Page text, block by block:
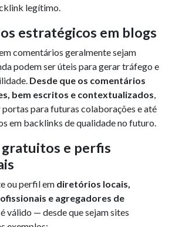
legítimo.
estratégicos em blogs
comentários geralmente sejam
podem ser úteis para gerar tráfego e
Desde que os comentários
bem escritos e contextualizados,
para futuras colaborações e até
em backlinks de qualidade no futuro.
e perfis
ou perfil em diretórios locais,
e agregadores de
válido — desde que sejam sites